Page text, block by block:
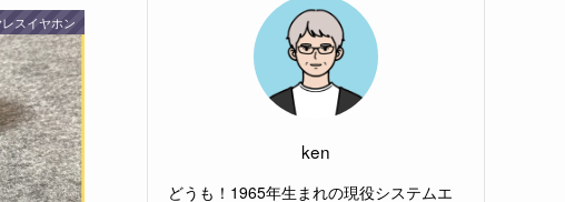
スイヤホン
ken
どうも！1965年生まれの現役システムエ